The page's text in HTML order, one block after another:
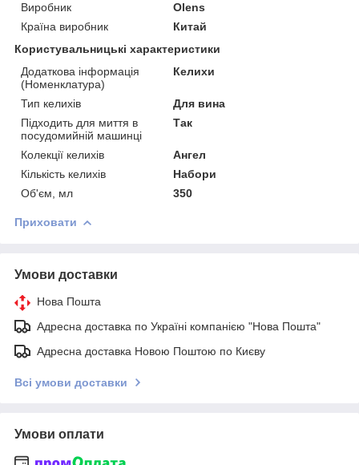
Виробник
Olens
Країна виробник
Китай
Користувальницькі характеристики
Додаткова інформація
(Номенклатура)
Келихи
Тип келихів
Для вина
Підходить для миття в
посудомийній машинці
Так
Колекції келихів
Ангел
Кількість келихів
Набори
Об'єм, мл
350
Приховати
Умови доставки
Нова Пошта
Адресна доставка по Україні компанією "Нова Пошта"
Адресна доставка Новою Поштою по Києву
Всі умови доставки
Умови оплати